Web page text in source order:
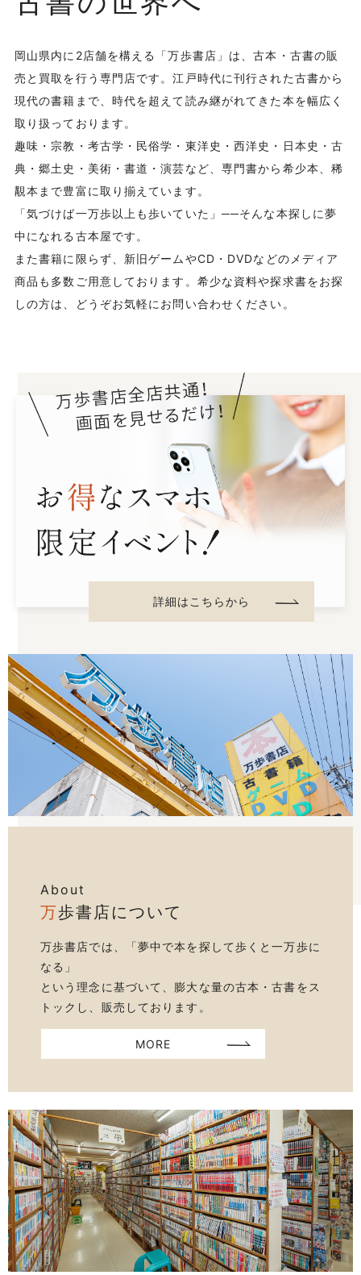
岡山県内に2店舗を構える「万歩書店」は、古本・古書の販
売と買取を行う専門店です。江戸時代に刊行された古書から
現代の書籍まで、時代を超えて読み継がれてきた本を幅広く
取り扱っております。
趣味・宗教・考古学・民俗学・東洋史・西洋史・日本史・古
典・郷土史・美術・書道・演芸など、専門書から希少本、稀
覯本まで豊富に取り揃えています。
「気づけば一万歩以上も歩いていた」──そんな本探しに夢
中になれる古本屋です。
また書籍に限らず、新旧ゲームやCD・DVDなどのメディア
商品も多数ご用意しております。希少な資料や探求書をお探
しの方は、どうぞお気軽にお問い合わせください。
詳細はこちらから
About
万歩書店について
万歩書店では、「夢中で本を探して歩くと一万歩に
なる」
という理念に基づいて、膨大な量の古本・古書をス
トックし、販売しております。
MORE